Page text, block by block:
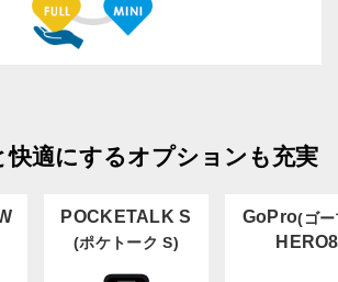
快適にするオプションも充実
POCKETALK S
(ポケトーク S)
GoPro(ゴ
HERO8